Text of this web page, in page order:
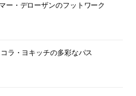
ー・デローザンのフットワーク
ラ・ヨキッチの多彩なパス